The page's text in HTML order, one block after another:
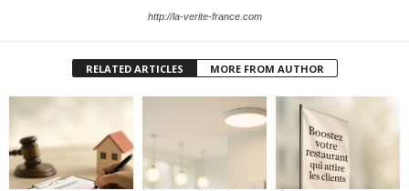
http://la-verite-france.com
RELATED ARTICLES MORE FROM AUTHOR